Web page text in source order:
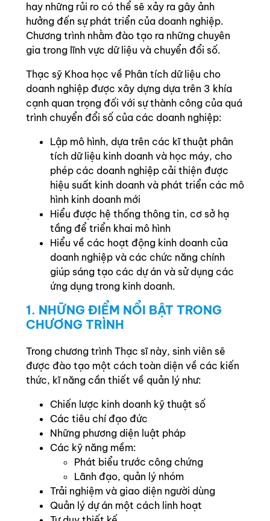
hay những rủi ro có thể sẽ xảy ra gây ảnh
hưởng đến sự phát triển của doanh nghiệp.
Chương trình nhằm đào tạo ra những chuyên
gia trong lĩnh vực dữ liệu và chuyển đổi số.
Thạc sỹ Khoa học về Phân tích dữ liệu cho
doanh nghiệp được xây dựng dựa trên 3 khía
cạnh quan trọng đối với sự thành công của quá
trình chuyển đổi số của các doanh nghiệp:
Lập mô hình, dựa trên các kĩ thuật phân
tích dữ liệu kinh doanh và học máy, cho
phép các doanh nghiệp cải thiện được
hiệu suất kinh doanh và phát triển các mô
hình kinh doanh mới
Hiểu được hệ thống thông tin, cơ sở hạ
tầng để triển khai mô hình
Hiểu về các hoạt động kinh doanh của
doanh nghiệp và các chức năng chính
giúp sáng tạo các dự án và sử dụng các
ứng dụng trong kinh doanh.
1. NHỮNG ĐIỂM NỔI BẬT TRONG
CHƯƠNG TRÌNH
Trong chương trình Thạc sĩ này, sinh viên sẽ
được đào tạo một cách toàn diện về các kiến
thức, kĩ năng cần thiết về quản lý như:
Chiến lược kinh doanh kỹ thuật số
Các tiêu chí đạo đức
Những phương diện luật pháp
Các kỹ năng mềm:
Phát biểu trước công chứng
Lãnh đạo, quản lý nhóm
Trải nghiệm và giao diện người dùng
Quản lý dự án một cách linh hoạt